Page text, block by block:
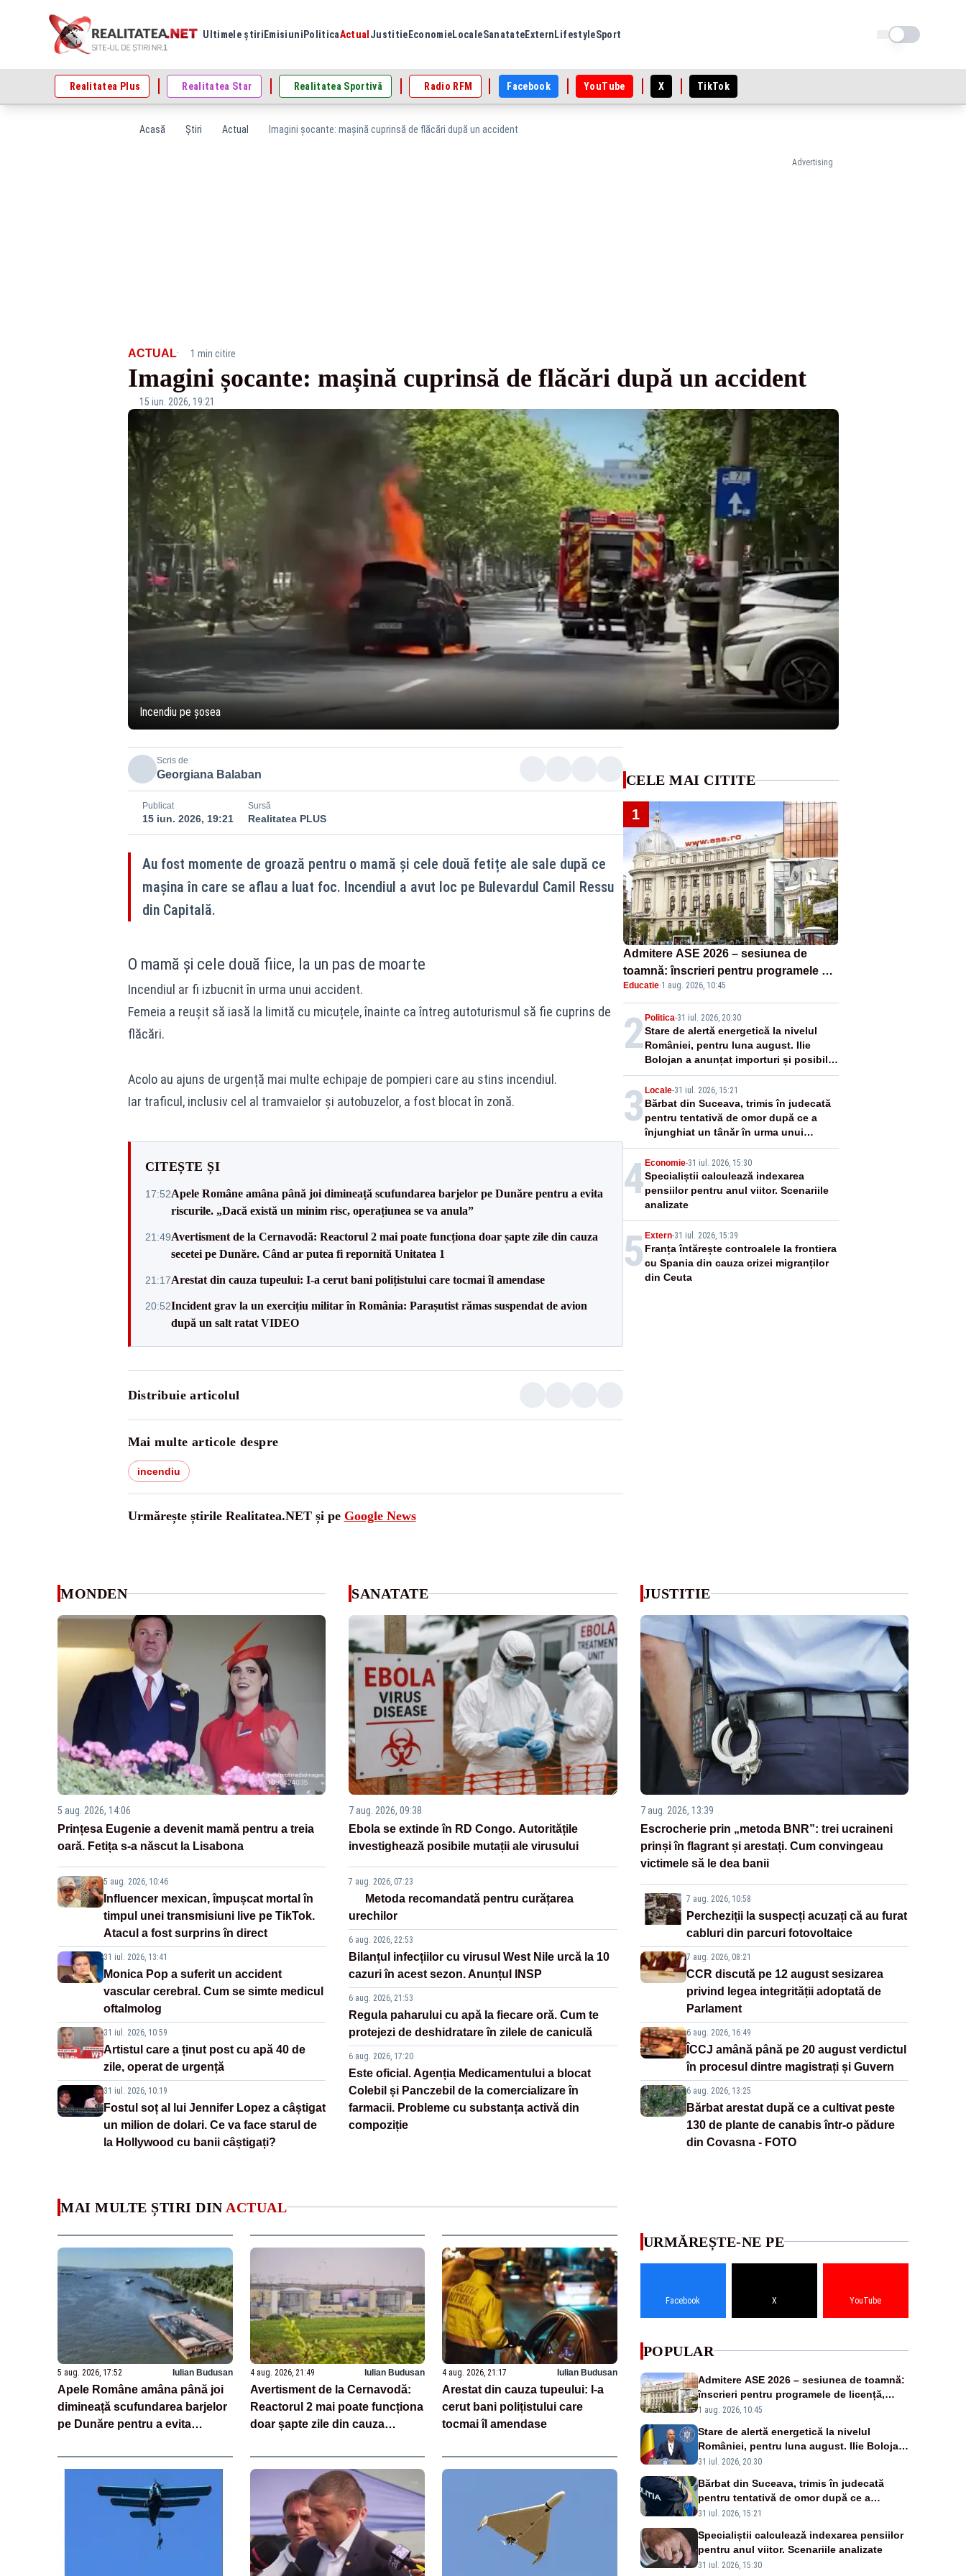
Ultimele știri Emisiuni PoliticaActual Justitie EconomieLocaleSanatateExtern LifestyleSport Schimba tema
Realitatea Plus Realitatea Star Realitatea Sportivă Radio RFM Facebook YouTube X TikTok
Acasă Știri Actual Imagini șocante: mașină cuprinsă de flăcări după un accident
Advertising
ACTUAL· 1 min citire
Imagini șocante: mașină cuprinsă de flăcări după un accident
15 iun. 2026, 19:21
Incendiu pe șosea
Scris de
Georgiana Balaban
Publicat
15 iun. 2026, 19:21
Sursă
Realitatea PLUS
Au fost momente de groază pentru o mamă și cele două fetițe ale sale după ce
mașina în care se aflau a luat foc. Incendiul a avut loc pe Bulevardul Camil Ressu
din Capitală.
O mamă și cele două fiice, la un pas de moarte
Incendiul ar fi izbucnitîn urma unui accident.
Femeia a reușit să iasă la limită cu micuțele, înainte ca întreg autoturismul să fie cuprins de
flăcări.
Acolo au ajuns de urgență mai multe echipaje de pompieri care au stins incendiul.
Iar traficul, inclusiv cel al tramvaielor și autobuzelor, a fost blocat în zonă.
CITEȘTE ȘI
17:52Apele Române amâna până joi dimineață scufundarea barjelor pe Dunăre pentru a evita
riscurile. „Dacă există un minim risc, operațiunea se va anula”
21:49Avertisment de la Cernavodă: Reactorul 2 mai poate funcționa doar șapte zile din cauza
secetei pe Dunăre. Când ar putea fi repornită Unitatea 1
21:17Arestat din cauza tupeului: I-a cerut bani polițistului care tocmai îl amendase
20:52Incident grav la un exercițiu militar în România: Parașutist rămas suspendat de avion
după un salt ratat VIDEO
Distribuie articolul
Mai multe articole despre
incendiu
Urmărește știrile Realitatea.NET și pe Google News
CELE MAI CITITE
1
Admitere ASE 2026 – sesiunea de
toamnă: înscrieri pentru programele de
licență, masterat și doctorat
Educatie·1 aug. 2026, 10:45
2 Politica-31 iul. 2026, 20:30
Stare de alertă energetică la nivelul
României, pentru luna august. Ilie
Bolojan a anunțat importuri și posibile
restricții – VIDEO
3 Locale-31 iul. 2026, 15:21
Bărbat din Suceava, trimis în judecată
pentru tentativă de omor după ce a
înjunghiat un tânăr în urma unui
conflict izbucnit
4 Economie-31 iul. 2026, 15:30
Specialiștii calculează indexarea
pensiilor pentru anul viitor. Scenariile
analizate
5 Extern-31 iul. 2026, 15:39
Franța întărește controalele la frontiera
cu Spania din cauza crizei migranților
din Ceuta
MONDEN
5 aug. 2026, 14:06
Prințesa Eugenie a devenit mamă pentru a treia
oară. Fetița s-a născut la Lisabona
5 aug. 2026, 10:46
Influencer mexican, împușcat mortal în
timpul unei transmisiuni live pe TikTok.
Atacul a fost surprins în direct
31 iul. 2026, 13:41
Monica Pop a suferit un accident
vascular cerebral. Cum se simte medicul
oftalmolog
31 iul. 2026, 10:59
Artistul care a ținut post cu apă 40 de
zile, operat de urgență
31 iul. 2026, 10:19
Fostul soț al lui Jennifer Lopez a câștigat
un milion de dolari. Ce va face starul de
la Hollywood cu banii câștigați?
SANATATE
7 aug. 2026, 09:38
Ebola se extinde în RD Congo. Autoritățile
investighează posibile mutații ale virusului
7 aug. 2026, 07:23
Metoda recomandată pentru curățarea
urechilor
6 aug. 2026, 22:53
Bilanțul infecțiilor cu virusul West Nile urcă la 10
cazuri în acest sezon. Anunțul INSP
6 aug. 2026, 21:53
Regula paharului cu apă la fiecare oră. Cum te
protejezi de deshidratare în zilele de caniculă
6 aug. 2026, 17:20
Este oficial. Agenția Medicamentului a blocat
Colebil și Panczebil de la comercializare în
farmacii. Probleme cu substanța activă din
compoziție
JUSTITIE
7 aug. 2026, 13:39
Escrocherie prin „metoda BNR”: trei ucraineni
prinși în flagrant și arestați. Cum convingeau
victimele să le dea banii
7 aug. 2026, 10:58
Percheziții la suspecți acuzați că au furat
cabluri din parcuri fotovoltaice
7 aug. 2026, 08:21
CCR discută pe 12 august sesizarea
privind legea integrității adoptată de
Parlament
6 aug. 2026, 16:49
ÎCCJ amână până pe 20 august verdictul
în procesul dintre magistrați și Guvern
6 aug. 2026, 13:25
Bărbat arestat după ce a cultivat peste
130 de plante de canabis într-o pădure
din Covasna - FOTO
MAI MULTE ȘTIRI DIN ACTUAL
5 aug. 2026, 17:52 Iulian Budusan
Apele Române amâna până joi
dimineață scufundarea barjelor
pe Dunăre pentru a evita
risc, operațiunea se va anula”
4 aug. 2026, 21:49 Iulian Budusan
Avertisment de la Cernavodă:
Reactorul 2 mai poate funcționa
doar șapte zile din cauza
putea fi repornită Unitatea 1
4 aug. 2026, 21:17 Iulian Budusan
Arestat din cauza tupeului: I-a
cerut bani polițistului care
tocmai îl amendase
URMĂREȘTE-NE PE
Facebook X YouTube
POPULAR
Admitere ASE 2026 – sesiunea de toamnă:
înscrieri pentru programele de licență,
masterat și doctorat
1 aug. 2026, 10:45
Stare de alertă energetică la nivelul
României, pentru luna august. Ilie Bolojan
a anunțat importuri și posibile restricții –
31 iul. 2026, 20:30
Bărbat din Suceava, trimis în judecată
pentru tentativă de omor după ce a
înjunghiat un tânăr în urma unui conflict
31 iul. 2026, 15:21
Specialiștii calculează indexarea pensiilor
pentru anul viitor. Scenariile analizate
31 iul. 2026, 15:30